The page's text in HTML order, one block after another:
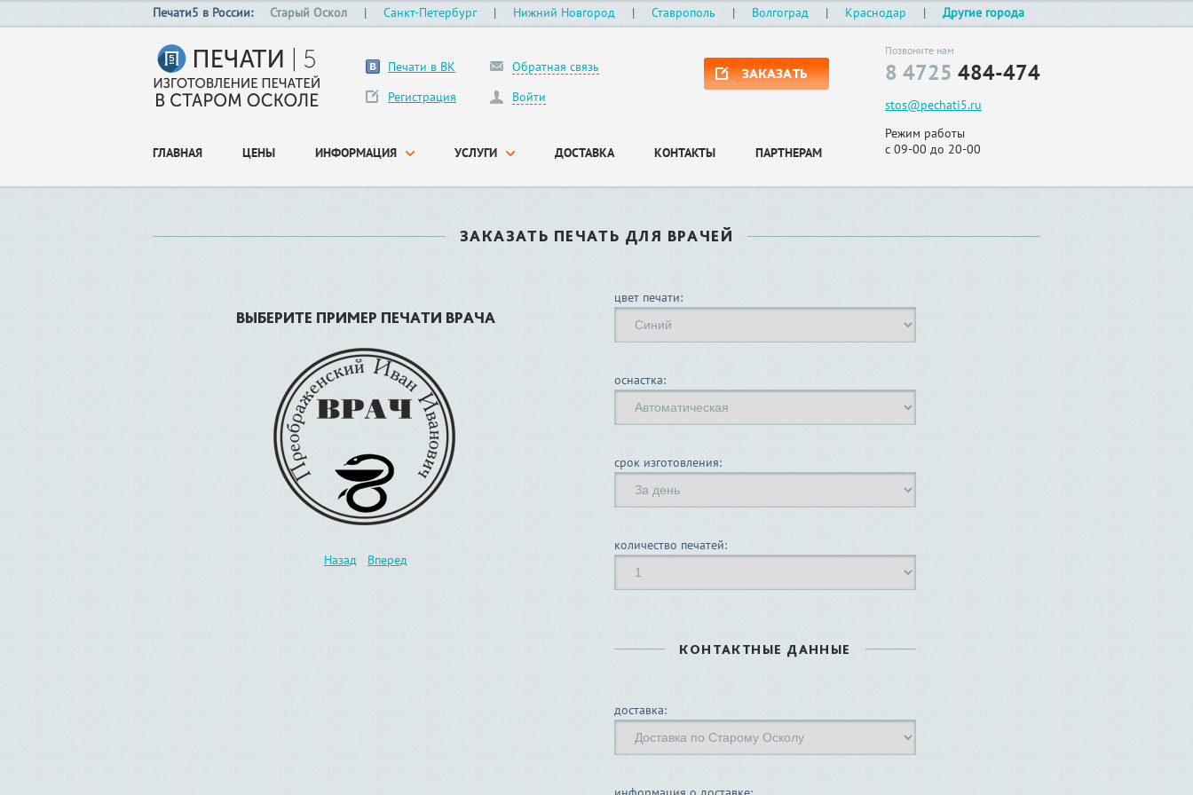
Печати5 в России: Старый Оскол | Санкт-Петербург | Нижний Новгород | Ставрополь | Волгоград | Краснодар | Другие города
Печати в ВК
Обратная связь
Регистрация
Войти
ЗАКАЗАТЬ
ГЛАВНАЯ ЦЕНЫ ИНФОРМАЦИЯ УСЛУГИ ДОСТАВКА КОНТАКТЫ ПАРТНЕРАМ
Позвоните нам
8 4725 484-474
stos@pechati5.ru
Режим работы
с 09-00 до 20-00
ЗАКАЗАТЬ ПЕЧАТЬ ДЛЯ ВРАЧЕЙ
ВЫБЕРИТЕ ПРИМЕР ПЕЧАТИ ВРАЧА
Назад Вперед
цвет печати:
оснастка:
срок изготовления:
количество печатей:
КОНТАКТНЫЕ ДАННЫЕ
доставка: